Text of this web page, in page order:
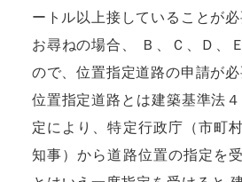
ートル以上接していることが必
お尋ねの場合、 Ｂ、Ｃ、Ｄ、
ので、位置指定道路の申請が必
位置指定道路とは建築基準法
定により、特定行政庁（市町
知事）から道路位置の指定を